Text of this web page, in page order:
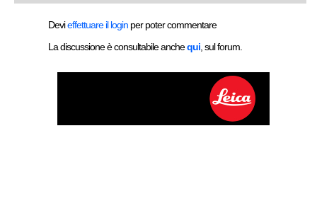
Devieffettuare il login per poter commentare
La discussione è consultabile anchequi , sul forum.